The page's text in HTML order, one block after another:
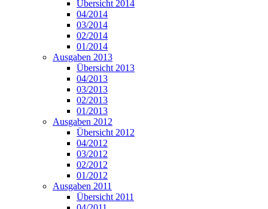
Übersicht 2014
04/2014
03/2014
02/2014
01/2014
Ausgaben 2013
Übersicht 2013
04/2013
03/2013
02/2013
01/2013
Ausgaben 2012
Übersicht 2012
04/2012
03/2012
02/2012
01/2012
Ausgaben 2011
Übersicht 2011